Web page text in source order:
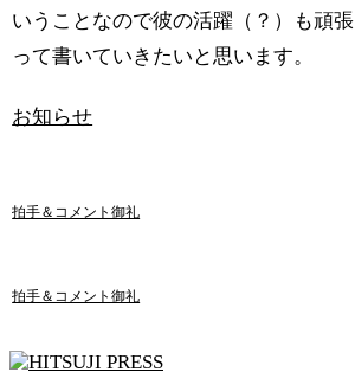
いうことなので彼の活躍（？）も頑張
って書いていきたいと思います。
お知らせ
拍手＆コメント御礼
拍手＆コメント御礼